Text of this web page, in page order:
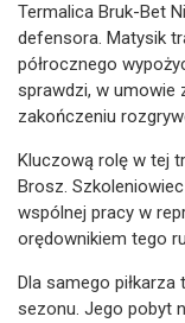
Termalica Bruk-Bet
defensora. Matysik
półrocznego
sprawdzi, w umowie
zakończeniu
Kluczową rolę w tej
Brosz.
wspólnej pracy w
orędownikiem tego
Dla samego
sezonu. Jego pobyt